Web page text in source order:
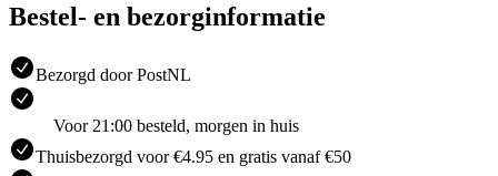
Bestel- en bezorginformatie
Bezorgd door PostNL
Voor 21:00 besteld, morgen in huis
Thuisbezorgd voor €4.95 en gratis vanaf €50